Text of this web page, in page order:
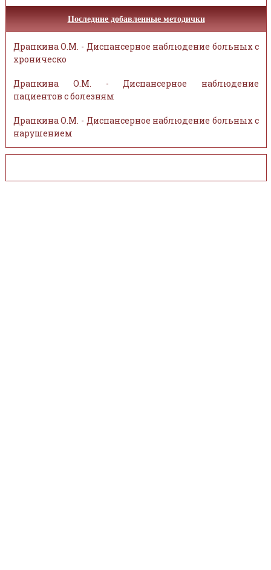
Последние добавленные методички
Драпкина О.М. - Диспансерное наблюдение больных с
хроническо
Драпкина О.М. - Диспансерное наблюдение
пациентов с болезням
Драпкина О.М. - Диспансерное наблюдение больных с
нарушением